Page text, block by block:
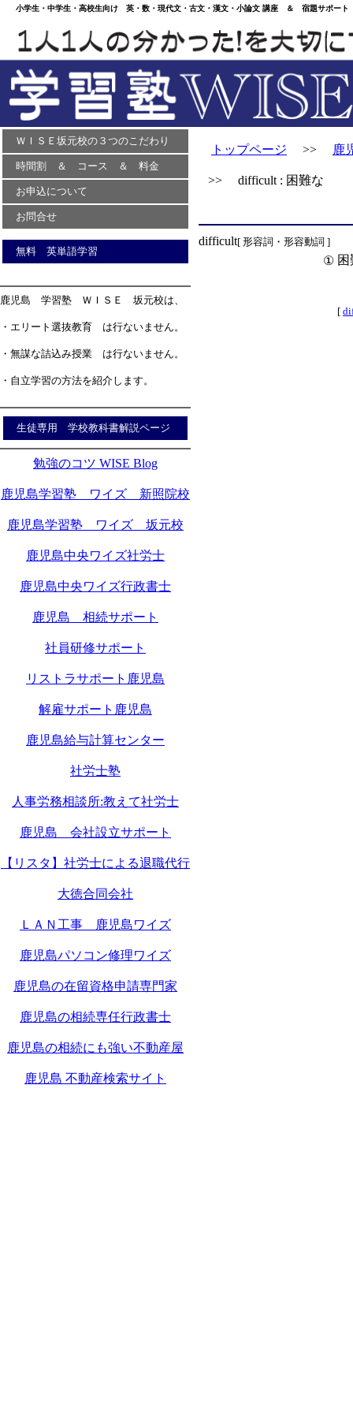
小学生・中学生・高校生向け 英・数・現代文・古文・漢文・小論文 講座 ＆ 宿題サポー
ＷＩＳＥ坂元校の３つのこだわり
時間割 ＆ コース ＆ 料金
お申込について
お問合せ
無料 英単語学習
鹿児島 学習塾 ＷＩＳＥ 坂元校は、
・エリート選抜教育 は行ないません。
・無謀な詰込み授業 は行ないません。
・自立学習の方法を紹介します。
生徒専用 学校教科書解説ページ
勉強のコツ WISE Blog
鹿児島学習塾 ワイズ 新照院校
鹿児島学習塾 ワイズ 坂元校
鹿児島中央ワイズ社労士
鹿児島中央ワイズ行政書士
鹿児島 相続サポート
社員研修サポート
リストラサポート鹿児島
解雇サポート鹿児島
鹿児島給与計算センター
社労士塾
人事労務相談所:教えて社労士
鹿児島 会社設立サポート
【リスタ】社労士による退職代行
大徳合同会社
ＬＡＮ工事 鹿児島ワイズ
鹿児島パソコン修理ワイズ
鹿児島の在留資格申請専門家
鹿児島の相続専任行政書士
鹿児島の相続にも強い不動産屋
鹿児島 不動産検索サイト
トップページ >> 鹿
>> difficult : 困難な
difficult[ 形容詞・形容動詞 ]
①
[